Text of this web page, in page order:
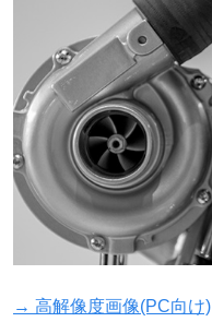
→ 高解像度画像(PC向け)